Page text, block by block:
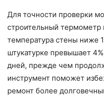
Для точности проверки
строительный термометр
температура стены ниже
штукатурке превышает
дней, прежде чем
инструмент поможет
ремонт более